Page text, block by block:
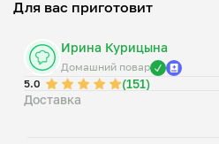
Для вас приготовит
Ирина Курицына
Домашний повар
5.0
(151)
Доставка